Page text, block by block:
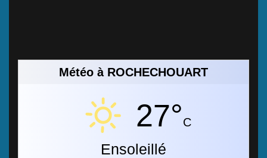
Météo à ROCHECHOUART
27°C
Ensoleillé